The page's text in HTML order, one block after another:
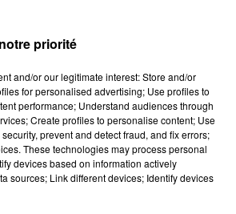
priorité
and/or our legitimate interest: Store and/or
for personalised advertising; Use profiles to
performance; Understand audiences through
Create profiles to personalise content; Use
prevent and detect fraud, and fix errors;
These technologies may process personal
devices based on information actively
sources; Link different devices; Identify devices